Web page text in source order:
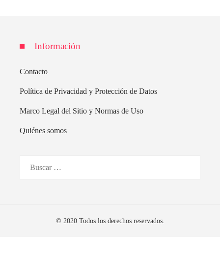
Información
Contacto
Política de Privacidad y Protección de Datos
Marco Legal del Sitio y Normas de Uso
Quiénes somos
© 2020 Todos los derechos reservados.